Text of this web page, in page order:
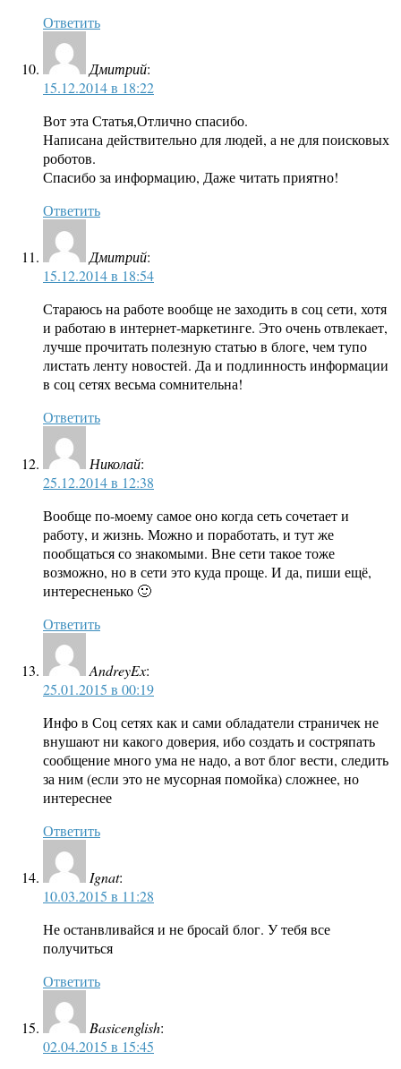
Ответить
Дмитрий:
15.12.2014 в 18:22
Вот эта Статья,Отлично спасибо.
Написана действительно для людей, а не для поисковых
роботов.
Спасибо за информацию, Даже читать приятно!
Ответить
Дмитрий:
15.12.2014 в 18:54
Стараюсь на работе вообще не заходить в соц сети, хотя
и работаю в интернет-маркетинге. Это очень отвлекает,
лучше прочитать полезную статью в блоге, чем тупо
листать ленту новостей. Да и подлинность информации
в соц сетях весьма сомнительна!
Ответить
Николай:
25.12.2014 в 12:38
Вообще по-моему самое оно когда сеть сочетает и
работу, и жизнь. Можно и поработать, и тут же
пообщаться со знакомыми. Вне сети такое тоже
возможно, но в сети это куда проще. И да, пиши ещё,
интересненько 🙂
Ответить
AndreyEx:
25.01.2015 в 00:19
Инфо в Соц сетях как и сами обладатели страничек не
внушают ни какого доверия, ибо создать и состряпать
сообщение много ума не надо, а вот блог вести, следить
за ним (если это не мусорная помойка) сложнее, но
интереснее
Ответить
Ignat:
10.03.2015 в 11:28
Не останвливайся и не бросай блог. У тебя все
получиться
Ответить
Basicenglish:
02.04.2015 в 15:45